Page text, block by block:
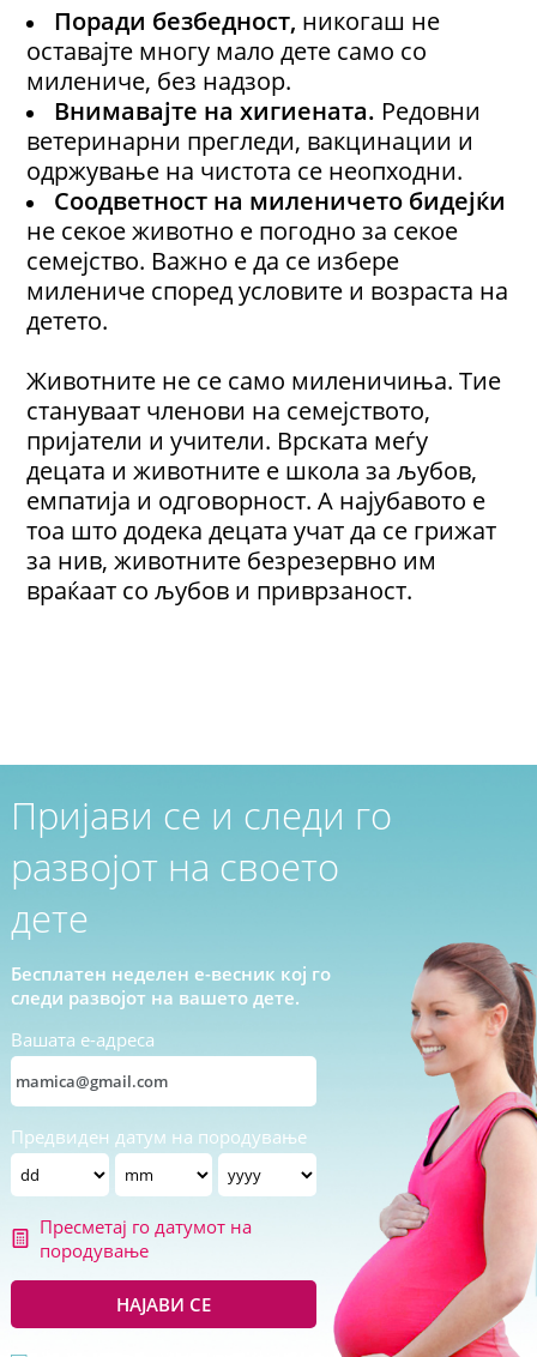
Поради безбедност, никогаш не
оставајте многу мало дете само со
милениче, без надзор.
Внимавајте на хигиената. Редовни
ветеринарни прегледи, вакцинации и
одржување на чистота се неопходни.
Соодветност на миленичето бидејќи
не секое животно е погодно за секое
семејство. Важно е да се избере
милениче според условите и возраста на
детето.
Животните не се само миленичиња. Тие
стануваат членови на семејството,
пријатели и учители. Врската меѓу
децата и животните е школа за љубов,
емпатија и одговорност. А најубавото е
тоа што додека децата учат да се грижат
за нив, животните безрезервно им
враќаат со љубов и приврзаност.
Пријави се и следи го
развојот на своето
дете
Бесплатен неделен е-весник кој го
следи развојот на вашето дете.
Вашата е-адреса
Предвиден датум на породување
Пресметај го датумот на
породување
НАЈАВИ СЕ